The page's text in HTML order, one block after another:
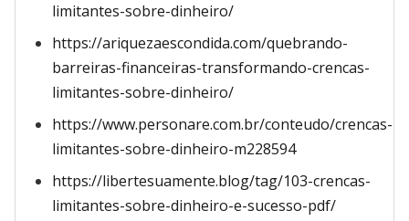
limitantes-sobre-dinheiro/
https://ariquezaescondida.com/quebrando-
barreiras-financeiras-transformando-crencas-
limitantes-sobre-dinheiro/
https://www.personare.com.br/conteudo/crencas-
limitantes-sobre-dinheiro-m228594
https://libertesuamente.blog/tag/103-crencas-
limitantes-sobre-dinheiro-e-sucesso-pdf/